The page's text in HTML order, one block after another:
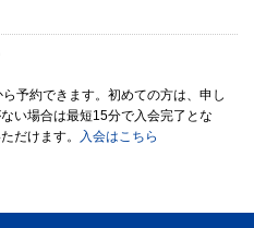
予約できます。初めての方は、申し
い場合は最短15分で入会完了とな
だけます。
入会はこちら